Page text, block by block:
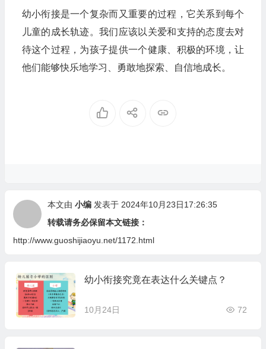
幼小衔接是一个复杂而又重要的过程，它关系到每个
儿童的成长轨迹。我们应该以关爱和支持的态度去对
待这个过程，为孩子提供一个健康、积极的环境，让
他们能够快乐地学习、勇敢地探索、自信地成长。
本文由 小编发表于 2024年10月23日17:26:35
转载请务必保留本文链接：
http://www.guoshijiaoyu.net/1172.html
幼小衔接究竟在表达什么关键点？
10月24日 72